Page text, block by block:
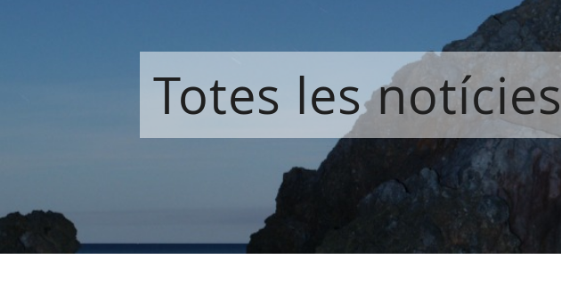
Totes les notícies